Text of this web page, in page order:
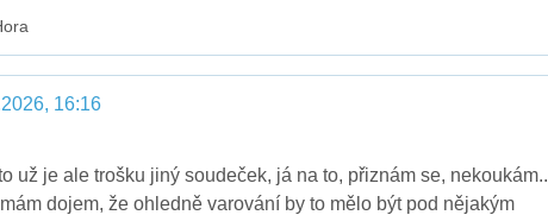
16:16
už je ale trošku jiný soudeček, já na to, přiznám se, nekoukám..
dojem, že ohledně varování by to mělo být pod nějakým